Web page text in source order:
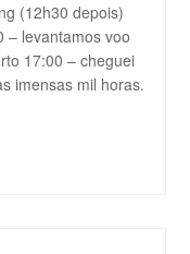
(12h30 depois)
– levantamos voo
17:00 – cheguei
imensas mil horas.